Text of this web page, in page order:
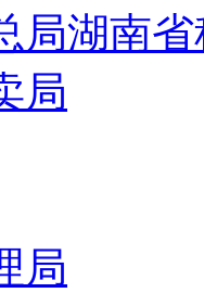
局湖南
局
局